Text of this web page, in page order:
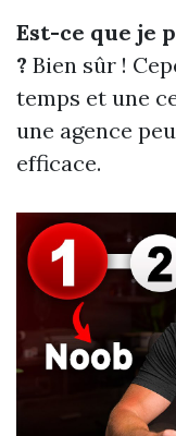
Est-ce que je
? Bien sûr !
temps et une
une agence
efficace.